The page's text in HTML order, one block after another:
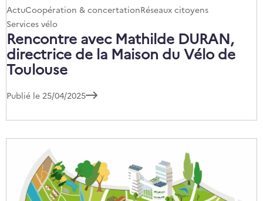
Rencontre avec Mathilde DURAN,
directrice de la Maison du Vélo de
Toulouse
Catégories
:
ActuCoopération & concertationRéseaux citoyens
Services vélo
Publié le 25/04/2025